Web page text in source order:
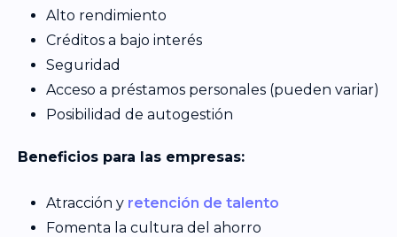
Alto rendimiento
Créditos a bajo interés
Seguridad
Acceso a préstamos personales (pueden variar)
Posibilidad de autogestión
Beneficios para las empresas:
Atracción y retención de talento
Fomenta la cultura del ahorro